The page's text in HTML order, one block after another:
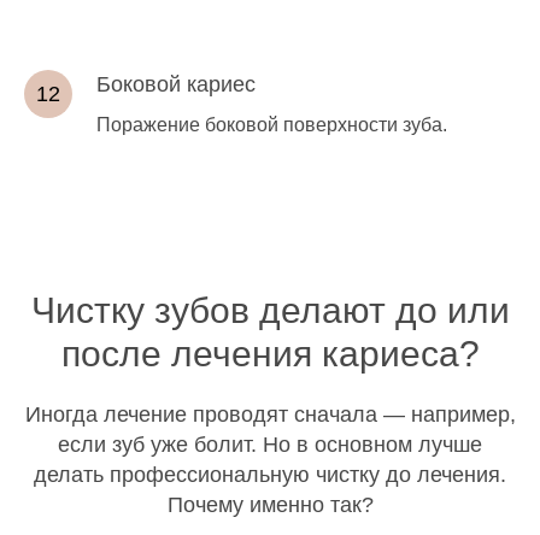
Боковой кариес
Поражение боковой поверхности зуба.
Чистку зубов делают до или
после лечения кариеса?
Иногда лечение проводят сначала — например,
если зуб уже болит. Но в основном лучше
делать профессиональную чистку до лечения.
Почему именно так?